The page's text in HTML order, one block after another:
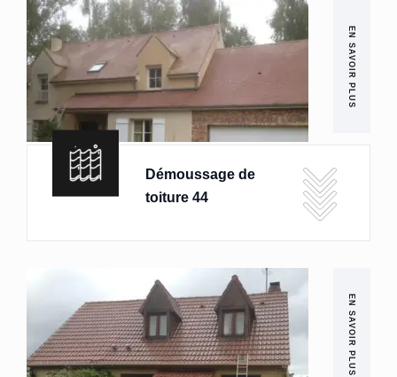
EN SAVOIR PLUS
Démoussage de
toiture 44
EN SAVOIR PLUS